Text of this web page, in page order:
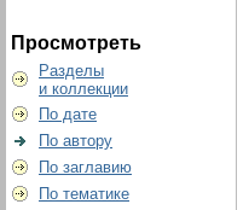
Просмотреть
Разделы
и коллекции
По дате
По автору
По заглавию
По тематике